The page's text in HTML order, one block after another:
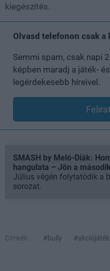
kiegészítés.
Olvasd telefonon csak
Semmi spam, csak napi
képben maradj a játék-
legérdekesebb híreivel.
SMASH by Meló-Diák:
hangulata – Jön a
Július végén folytatódik a
sorozat.
Címkék: #bully #akciójáték